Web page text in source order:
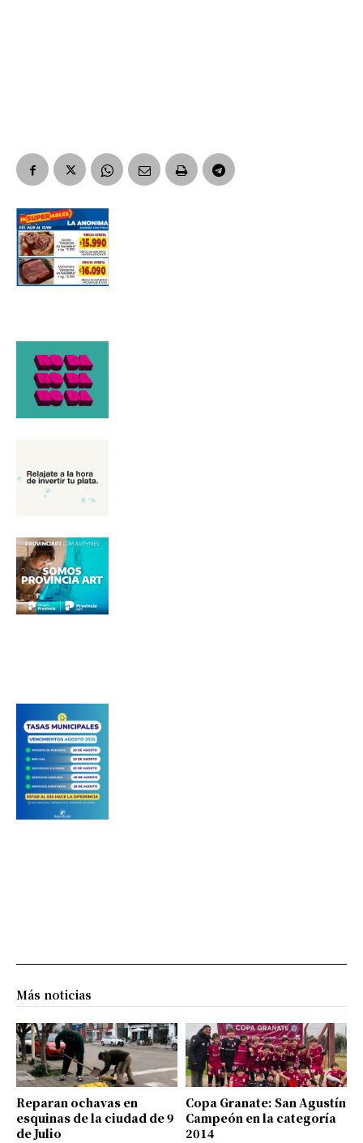
Más noticias
Reparan ochavas en
esquinas de la ciudad de 9
de Julio
Copa Granate: San Agustín
Campeón en la categoría
2014